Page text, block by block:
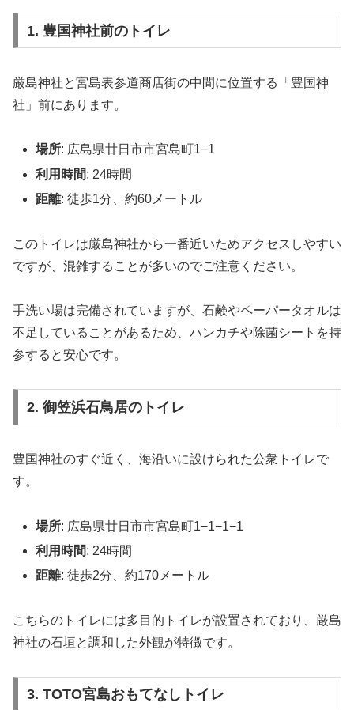
1. 豊国神社前のトイレ
厳島神社と宮島表参道商店街の中間に位置する「豊国神
社」前にあります。
場所: 広島県廿日市市宮島町1−1
利用時間: 24時間
距離: 徒歩1分、約60メートル
このトイレは厳島神社から一番近いためアクセスしやすい
ですが、混雑することが多いのでご注意ください。
手洗い場は完備されていますが、石鹸やペーパータオルは
不足していることがあるため、ハンカチや除菌シートを持
参すると安心です。
2. 御笠浜石鳥居のトイレ
豊国神社のすぐ近く、海沿いに設けられた公衆トイレで
す。
場所: 広島県廿日市市宮島町1−1−1−1
利用時間: 24時間
距離: 徒歩2分、約170メートル
こちらのトイレには多目的トイレが設置されており、厳島
神社の石垣と調和した外観が特徴です。
3. TOTO宮島おもてなしトイレ